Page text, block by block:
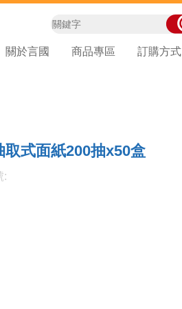
關於言國 商品專區 訂購方式
取式面紙200抽x50盒
: